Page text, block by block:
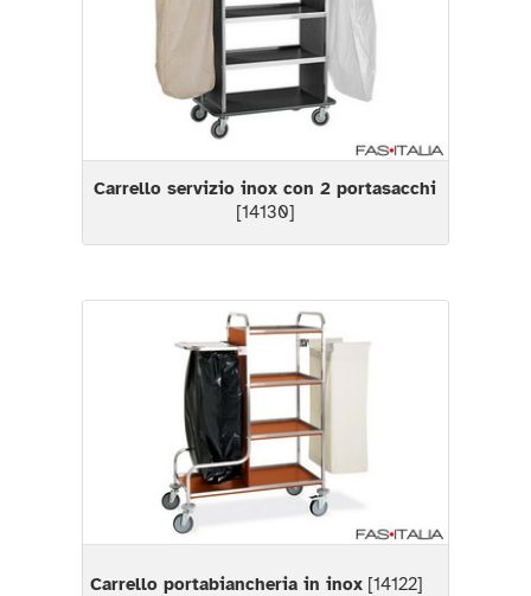
Carrello servizio inox con 2 portasacchi
[14130]
Carrello portabiancheria in inox [14122]